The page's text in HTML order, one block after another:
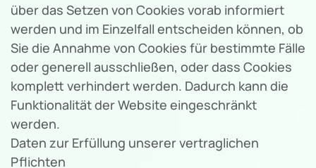
über das Setzen von Cookies vorab informiert
werden und im Einzelfall entscheiden können, ob
Sie die Annahme von Cookies für bestimmte Fälle
oder generell ausschließen, oder dass Cookies
komplett verhindert werden. Dadurch kann die
Funktionalität der Website eingeschränkt
werden.
Daten zur Erfüllung unserer vertraglichen
Pflichten